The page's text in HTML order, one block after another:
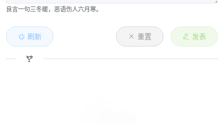
良言一句三冬暖，恶语伤人六月寒。
刷新 重置 发表